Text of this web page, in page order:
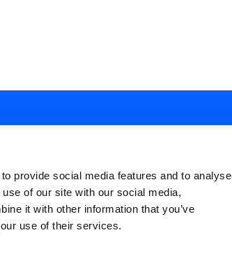
provide social media features and to analyse
of our site with our social media,
it with other information that you’ve
use of their services.
Conditions Privacy policy